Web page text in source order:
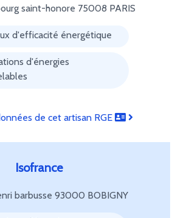
saint-honore 75008 PARIS
d'efficacité énergétique
d'énergies
de cet artisan RGE
Isofrance
barbusse 93000 BOBIGNY